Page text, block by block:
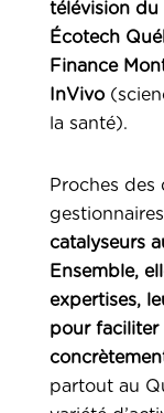
télévision du
Écotech
Finance
InVivo
la santé).
Proches des
catalyseurs
Ensemble,
expertises,
pour faciliter
partout au